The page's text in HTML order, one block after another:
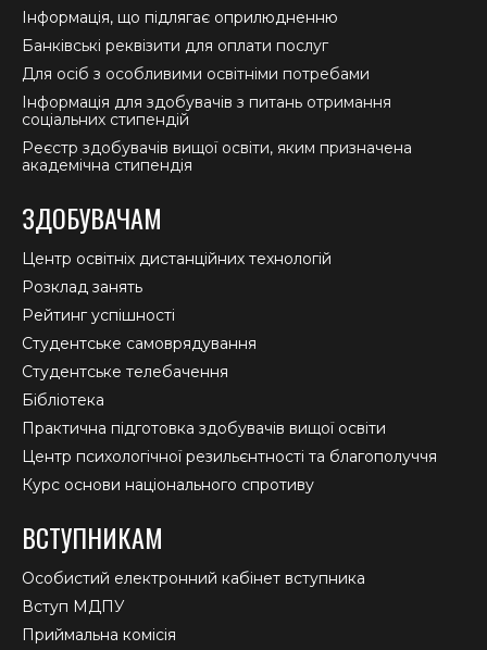
Інформація, що підлягає оприлюдненню
Банківські реквізити для оплати послуг
Для осіб з особливими освітніми потребами
Інформація для здобувачів з питань отримання
соціальних стипендій
Реєстр здобувачів вищої освіти, яким призначена
академічна стипендія
ЗДОБУВАЧАМ
Центр освітніх дистанційних технологій
Розклад занять
Рейтинг успішності
Студентське самоврядування
Студентське телебачення
Бібліотека
Практична підготовка здобувачів вищої освіти
Центр психологічної резильєнтності та благополуччя
Курс основи національного спротиву
ВСТУПНИКАМ
Особистий електронний кабінет вступника
Вступ МДПУ
Приймальна комісія